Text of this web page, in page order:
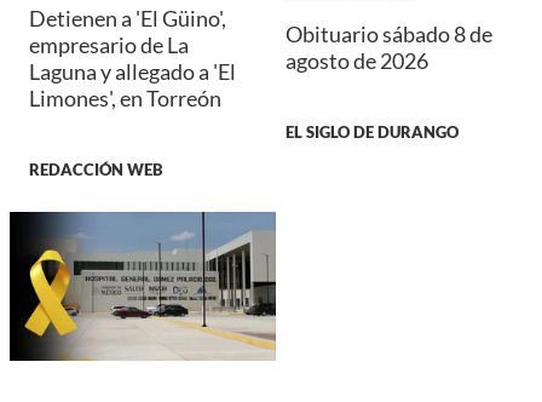
Detienen a 'El Güino',
empresario de La
Laguna y allegado a 'El
Limones', en Torreón
REDACCIÓN WEB
Obituario sábado 8 de
agosto de 2026
EL SIGLO DE DURANGO